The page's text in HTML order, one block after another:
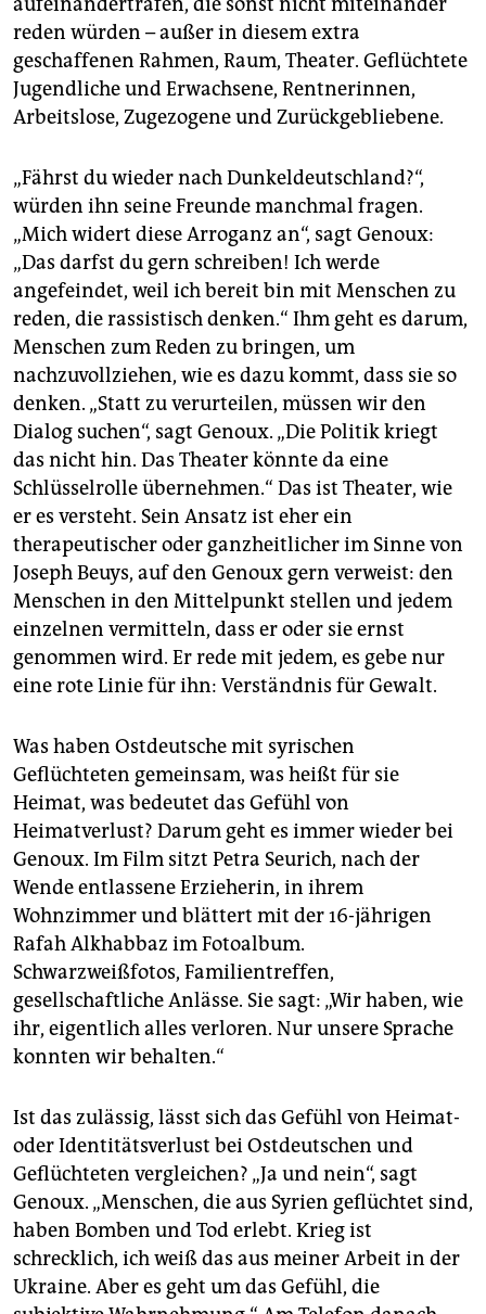
reden würden – außer in diesem extra
geschaffenen Rahmen, Raum, Theater. Geflüchtete
Jugendliche und Erwachsene, Rentnerinnen,
Arbeitslose, Zugezogene und Zurückgebliebene.
„Fährst du wieder nach Dunkeldeutschland?“,
würden ihn seine Freunde manchmal fragen.
„Mich widert diese Arroganz an“, sagt Genoux:
„Das darfst du gern schreiben! Ich werde
angefeindet, weil ich bereit bin mit Menschen zu
reden, die rassistisch denken.“ Ihm geht es darum,
Menschen zum Reden zu bringen, um
nachzuvollziehen, wie es dazu kommt, dass sie so
denken. „Statt zu verurteilen, müssen wir den
Dialog suchen“, sagt Genoux. „Die Politik kriegt
das nicht hin. Das Theater könnte da eine
Schlüsselrolle übernehmen.“ Das ist Theater, wie
er es versteht. Sein Ansatz ist eher ein
therapeutischer oder ganzheitlicher im Sinne von
Joseph Beuys, auf den Genoux gern verweist: den
Menschen in den Mittelpunkt stellen und jedem
einzelnen vermitteln, dass er oder sie ernst
genommen wird. Er rede mit jedem, es gebe nur
eine rote Linie für ihn: Verständnis für Gewalt.
Was haben Ostdeutsche mit syrischen
Geflüchteten gemeinsam, was heißt für sie
Heimat, was bedeutet das Gefühl von
Heimatverlust? Darum geht es immer wieder bei
Genoux. Im Film sitzt Petra Seurich, nach der
Wende entlassene Erzieherin, in ihrem
Wohnzimmer und blättert mit der 16-jährigen
Rafah Alkhabbaz im Fotoalbum.
Schwarzweißfotos, Familientreffen,
gesellschaftliche Anlässe. Sie sagt: „Wir haben, wie
ihr, eigentlich alles verloren. Nur unsere Sprache
konnten wir behalten.“
Ist das zulässig, lässt sich das Gefühl von Heimat-
oder Identitätsverlust bei Ostdeutschen und
Geflüchteten vergleichen? „Ja und nein“, sagt
Genoux. „Menschen, die aus Syrien geflüchtet sind,
haben Bomben und Tod erlebt. Krieg ist
schrecklich, ich weiß das aus meiner Arbeit in der
Ukrai­ne. Aber es geht um das Gefühl, die